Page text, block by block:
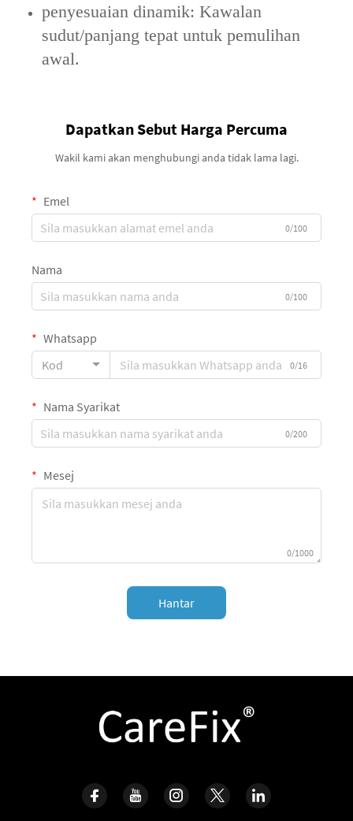
penyesuaian dinamik: Kawalan
sudut/panjang tepat untuk pemulihan
awal.
Dapatkan Sebut Harga Percuma
Wakil kami akan menghubungi anda tidak lama lagi.
Emel
0/100
Nama
0/100
Whatsapp
Kod
0/16
Nama Syarikat
0/200
Mesej
0/1000
Hantar